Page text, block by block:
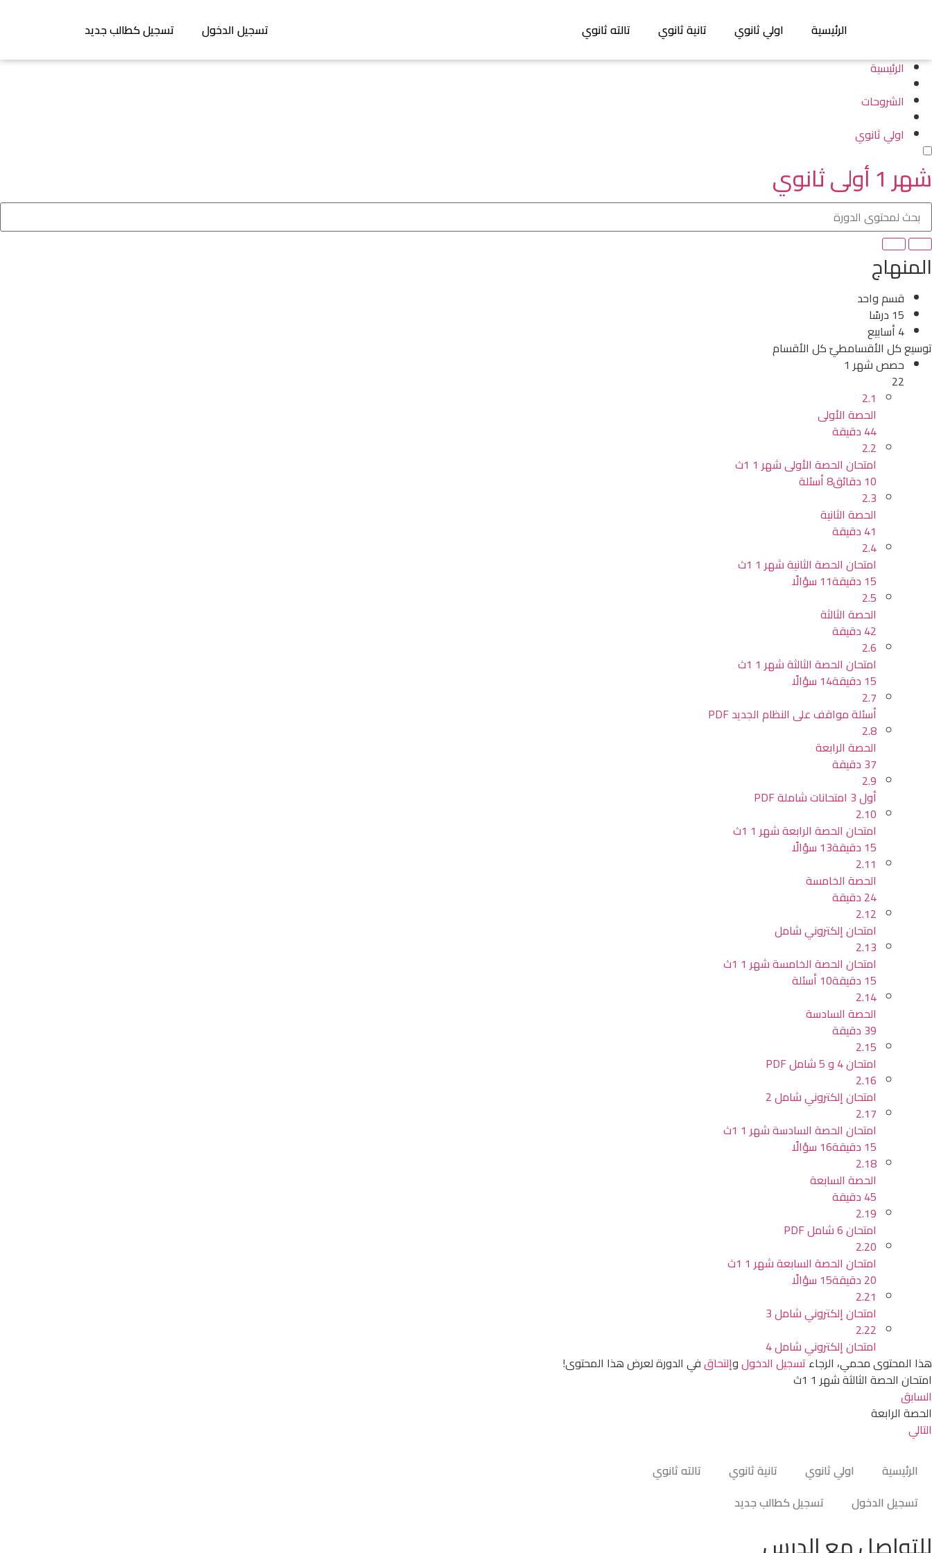
الرئيسية اولي ثانوي تانية ثانوي تالته ثانوي تسجيل الدخول
تسجيل كطالب جديد
الرئيسية
الشروحات
اولي ثانوي
شهر 1 أولى ثانوي
المنهاج
قسم واحد
15 درسًا
4 أسابيع
توسيع كل الأقسامطيّ كل الأقسام
حصص شهر 1
22
2.1
الحصة الأولى
44 دقيقة
2.2
امتحان الحصة الأولى شهر 1 1ث
10 دقائق
8 أسئلة
2.3
الحصة الثانية
41 دقيقة
2.4
امتحان الحصة الثانية شهر 1 1ث
15 دقيقة
11 سؤالًا
2.5
الحصة الثالثة
42 دقيقة
2.6
امتحان الحصة الثالثة شهر 1 1ث
15 دقيقة
14 سؤالًا
2.7
أسئلة مواقف على النظام الجديد PDF
2.8
الحصة الرابعة
37 دقيقة
2.9
أول 3 امتحانات شاملة PDF
2.10
امتحان الحصة الرابعة شهر 1 1ث
15 دقيقة
13 سؤالًا
2.11
الحصة الخامسة
24 دقيقة
2.12
امتحان إلكتروني شامل
2.13
امتحان الحصة الخامسة شهر 1 1ث
15 دقيقة
10 أسئلة
2.14
الحصة السادسة
39 دقيقة
2.15
امتحان 4 و 5 شامل PDF
2.16
امتحان إلكتروني شامل 2
2.17
امتحان الحصة السادسة شهر 1 1ث
15 دقيقة
16 سؤالًا
2.18
الحصة السابعة
45 دقيقة
2.19
امتحان 6 شامل PDF
2.20
امتحان الحصة السابعة شهر 1 1ث
20 دقيقة
15 سؤالًا
2.21
امتحان إلكتروني شامل 3
2.22
امتحان إلكتروني شامل 4
هذا المحتوى محمي، الرجاءتسجيل الدخولوإلتحاقفي الدورة لعرض هذا المحتوى!
امتحان الحصة الثالثة شهر 1 1ث
السابق
الحصة الرابعة
التالي
الرئيسية
اولي ثانوي تانية ثانوي
تالته ثانوي
تسجيل الدخول
تسجيل كطالب جديد